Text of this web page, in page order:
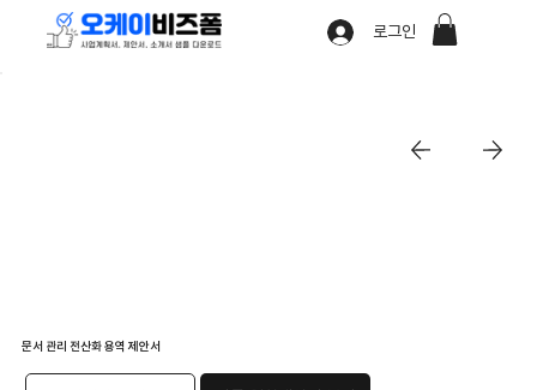
로그인
문서 관리 전산화 용역 제안서